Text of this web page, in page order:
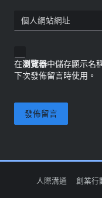
個人網站網址
在瀏覽器中儲存顯示名
下次發佈留言時使用。
人際溝通 創業行